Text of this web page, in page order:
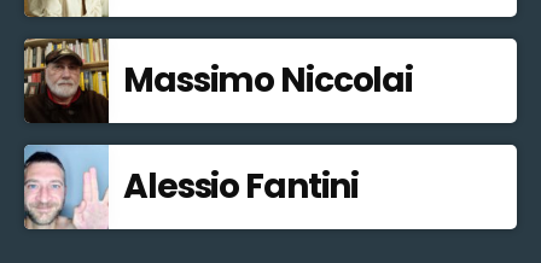
Massimo Niccolai
Alessio Fantini